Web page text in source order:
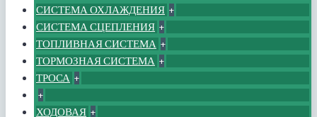
СИСТЕМА ОХЛАЖДЕНИЯ +
СИСТЕМА СЦЕПЛЕНИЯ +
ТОПЛИВНАЯ СИСТЕМА +
ТОРМОЗНАЯ СИСТЕМА +
ТРОСА +
+
ХОДОВАЯ +